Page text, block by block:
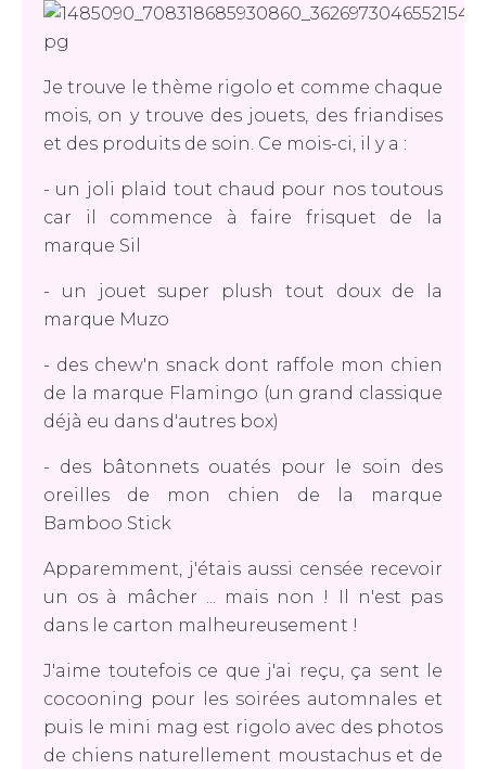
Je trouve le thème rigolo et comme chaque
mois, on y trouve des jouets, des friandises
et des produits de soin. Ce mois-ci, il y a :
- un joli plaid tout chaud pour nos toutous
car il commence à faire frisquet de la
marque Sil
- un jouet super plush tout doux de la
marque Muzo
- des chew'n snack dont raffole mon chien
de la marque Flamingo (un grand classique
déjà eu dans d'autres box)
- des bâtonnets ouatés pour le soin des
oreilles de mon chien de la marque
Bamboo Stick
Apparemment, j'étais aussi censée recevoir
un os à mâcher ... mais non ! Il n'est pas
dans le carton malheureusement !
J'aime toutefois ce que j'ai reçu, ça sent le
cocooning pour les soirées automnales et
puis le mini mag est rigolo avec des photos
de chiens naturellement moustachus et de